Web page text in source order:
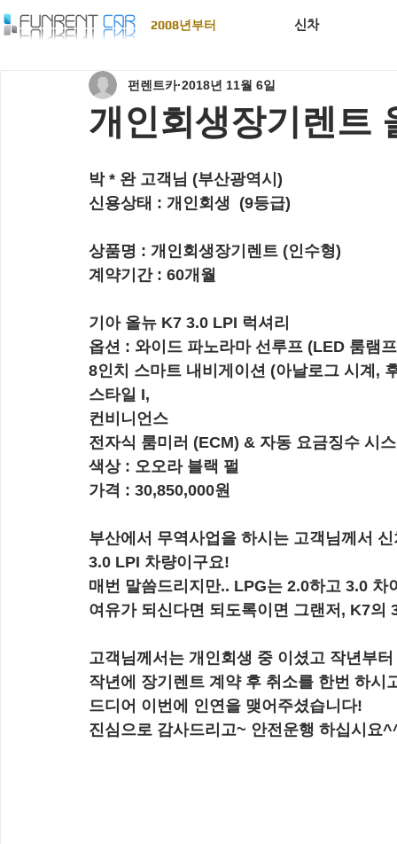
2008년부터 신차
개인회생장기렌트
펀렌트카 2018년 11월 6일
박 * 완 고객님 (부산광역시)
신용상태 : 개인회생  (9등급)
상품명 : 개인회생장기렌트 (인수형)
계약기간 : 60개월
기아 올뉴 K7 3.0 LPI 럭셔리
옵션 : 와이드 파노라마 선루프 (LED 룸램
8인치 스마트 내비게이션 (아날로그 시계,
스타일 I,
컨비니언스
전자식 룸미러 (ECM) & 자동 요금징수 시
색상 : 오오라 블랙 펄
가격 : 30,850,000원​
부산에서 무역사업을 하시는 고객님께서
3.0 LPI 차량이구요!
매번 말씀드리지만.. LPG는 2.0하고 3.0 차
여유가 되신다면 되도록이면 그랜저, K7의
고객님께서는 개인회생 중 이셨고 작년부
작년에 장기렌트 계약 후 취소를 한번 하시
드디어 이번에 인연을 맺어주셨습니다!
진심으로 감사드리고~ 안전운행 하십시요